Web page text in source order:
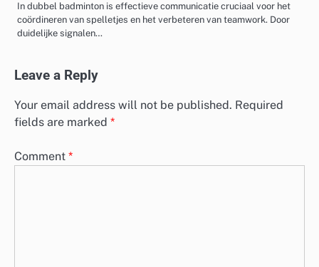
In dubbel badminton is effectieve communicatie cruciaal voor het
coördineren van spelletjes en het verbeteren van teamwork. Door
duidelijke signalen…
Leave a Reply
Your email address will not be published. Required
fields are marked *
Comment *